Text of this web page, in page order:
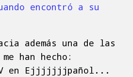
encontró a su
además una de las
han hecho:
en Ejjjjjjjpañol...